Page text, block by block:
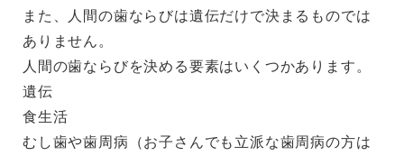
また、人間の歯ならびは遺伝だけで決まるものでは
ありません。
人間の歯ならびを決める要素はいくつかあります。
遺伝
食生活
むし歯や歯周病（お子さんでも立派な歯周病の方は